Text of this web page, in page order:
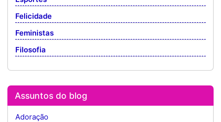
Felicidade
Feministas
Filosofia
Assuntos do blog
Adoração